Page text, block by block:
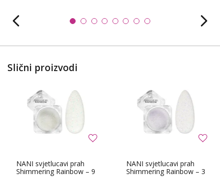
Slični proizvodi
NANI svjetlucavi prah
Shimmering Rainbow – 9
NANI svjetlucavi prah
Shimmering Rainbow – 3